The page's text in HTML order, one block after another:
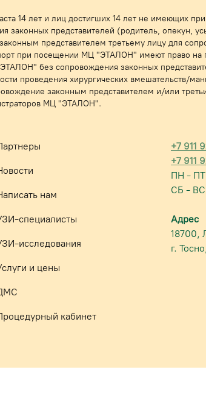
14 лет и лиц достигших 14 лет не имеющих
представителей (родитель, опекун,
представителем третьему лицу для
при посещении МЦ "ЭТАЛОН" имеют право на
без сопровождения законных
проведения хирургических вмешательств/
законным представителем и/или
МЦ "ЭТАЛОН".
нам
специалисты
исследования
и цены
кабинет
+7 911
+7 911
ПН -
СБ -
Адрес
18700,
г.